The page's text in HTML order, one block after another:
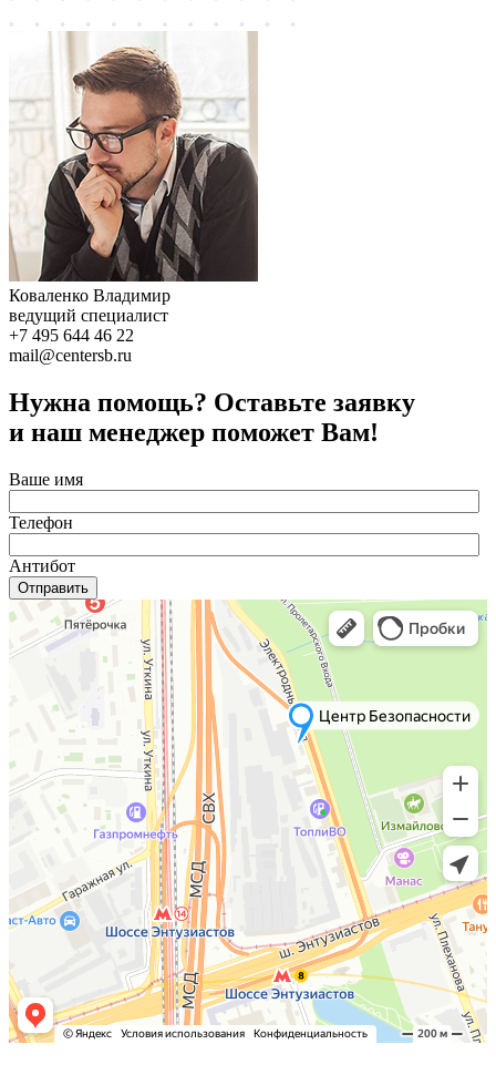
Коваленко Владимир
ведущий специалист
+7 495 644 46 22
mail@centersb.ru
Нужна помощь? Оставьте заявку
и наш менеджер поможет Вам!
Ваше имя
Телефон
Антибот
Отправить